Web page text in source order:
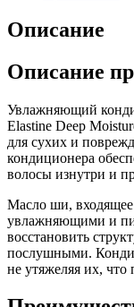
Описание
Описание
Увлажняющий
Elastine Deep
для сухих и
кондиционера
волосы изнутри и
Масло ши, входящее
увлажняющими и
восстановить
послушными.
не утяжеляя их, что